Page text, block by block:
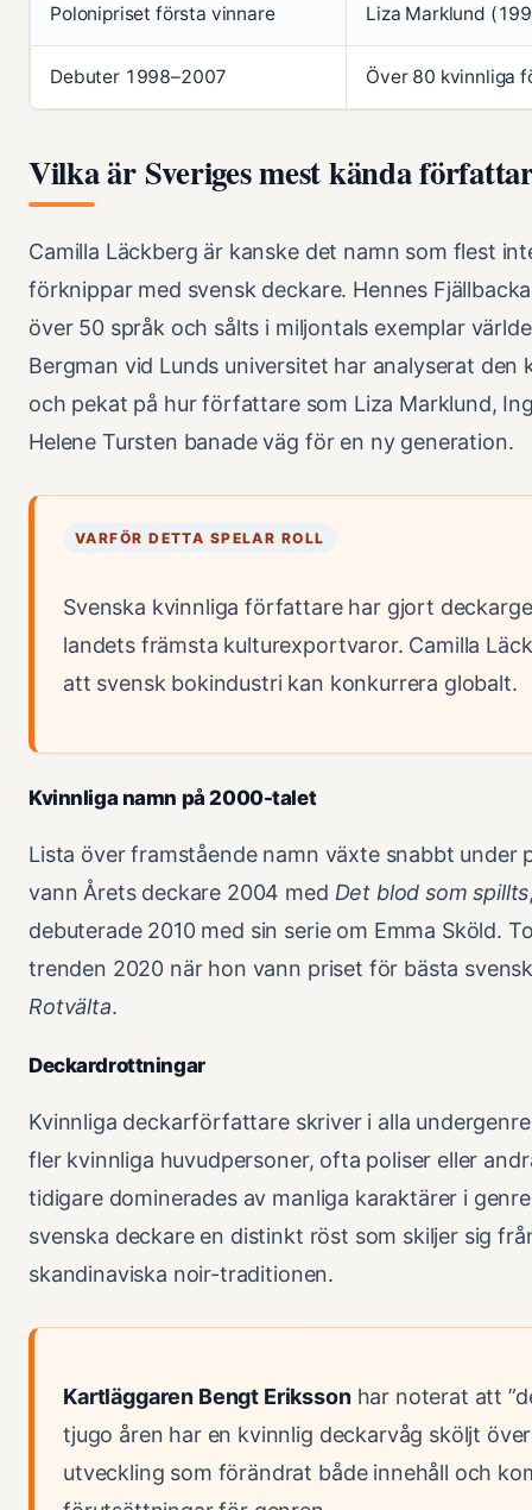
Polonipriset första vinnare Liza Marklund
Debuter 1998–2007 Över 80 kvinnliga
Vilka är Sveriges mest kända
Camilla Läckberg är kanske det namn som flest
förknippar med svensk deckare. Hennes
över 50 språk och sålts i miljontals exemplar
Bergman vid Lunds universitet har analyserat den
och pekat på hur författare som Liza Marklund,
Helene Tursten banade väg för en ny generation.
VARFÖR DETTA SPELAR ROLL
Svenska kvinnliga författare har gjort
landets främsta kulturexportvaror. Camilla
att svensk bokindustri kan konkurrera globalt.
Kvinnliga namn på 2000-talet
Lista över framstående namn växte snabbt under
vann Årets deckare 2004 med Det blod som spillts
debuterade 2010 med sin serie om Emma Sköld.
trenden 2020 när hon vann priset för bästa
Rotvälta.
Deckardrottningar
Kvinnliga deckarförfattare skriver i alla
fler kvinnliga huvudpersoner, ofta poliser eller
tidigare dominerades av manliga karaktärer i
svenska deckare en distinkt röst som skiljer sig
skandinaviska noir-traditionen.
Kartläggaren Bengt Erikssonhar noterat att
tjugo åren har en kvinnlig deckarvåg sköljt över
utveckling som förändrat både innehåll och